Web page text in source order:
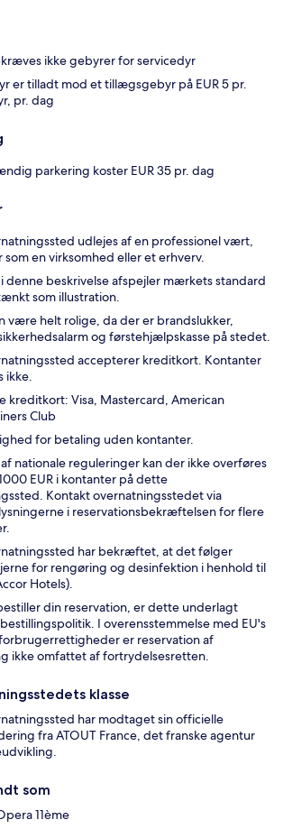
ikke gebyrer for servicedyr
er tilladt mod et tillægsgebyr på EUR 5 pr.
pr. dag
parkering koster EUR 35 pr. dag
udlejes af en professionel vært,
en virksomhed eller et erhverv.
denne beskrivelse afspejler mærkets standard
som illustration.
være helt rolige, da der er brandslukker,
og førstehjælpskasse på stedet.
accepterer kreditkort. Kontanter
ikke.
kreditkort: Visa, Mastercard, American
Club
for betaling uden kontanter.
nationale reguleringer kan der ikke overføres
EUR i kontanter på dette
Kontakt overnatningsstedet via
i reservationsbekræftelsen for flere
har bekræftet, at det følger
for rengøring og desinfektion i henhold til
Hotels).
din reservation, er dette underlagt
I overensstemmelse med EU's
er reservation af
ikke omfattet af fortrydelsesretten.
klasse
har modtaget sin officielle
fra ATOUT France, det franske agentur
som
11ème